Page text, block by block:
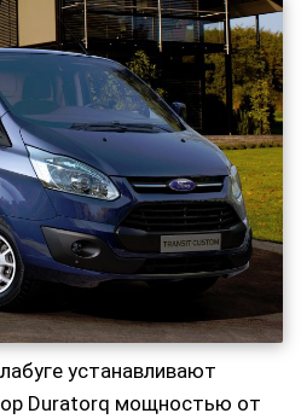
устанавливают
Duratorq мощностью от